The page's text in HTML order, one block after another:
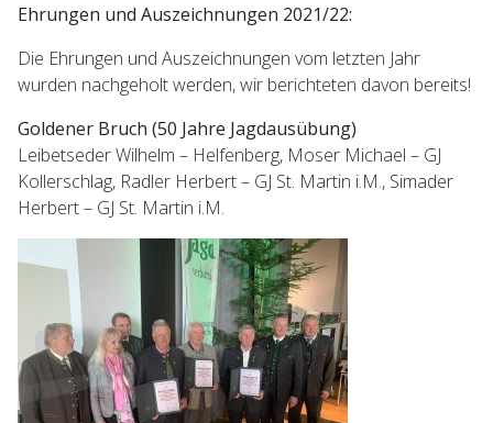
Ehrungen und Auszeichnungen 2021/22:
Die Ehrungen und Auszeichnungen vom letzten Jahr
wurden nachgeholt werden, wir berichteten davon bereits!
Goldener Bruch (50 Jahre Jagdausübung)
Leibetseder Wilhelm – Helfenberg, Moser Michael – GJ
Kollerschlag, Radler Herbert – GJ St. Martin i.M., Simader
Herbert – GJ St. Martin i.M.